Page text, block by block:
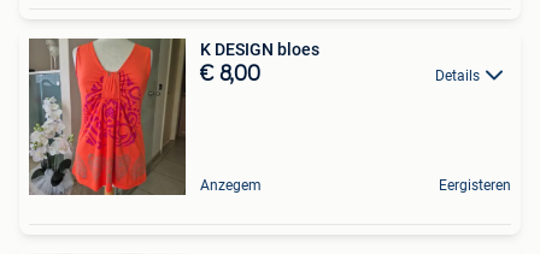
K DESIGN bloes
€ 8,00 Details
Anzegem Eergisteren